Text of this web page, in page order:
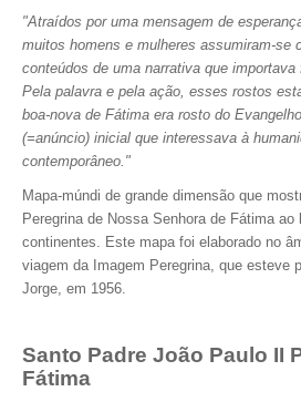
"Atraídos por uma mensagem de
muitos homens e mulheres assumiram-se
conteúdos de uma narrativa que
Pela palavra e pela ação, esses rostos
boa-nova de Fátima era rosto do
(=anúncio) inicial que interessava à
contemporâneo."
Mapa-múndi de grande dimensão que
Peregrina de Nossa Senhora de Fátima
continentes. Este mapa foi elaborado no
viagem da Imagem Peregrina, que esteve
Jorge, em 1956.
Santo Padre João Paulo II
Fátima